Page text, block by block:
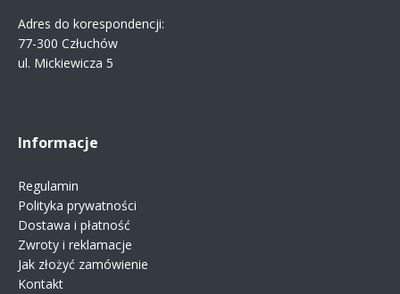
Adres do korespondencji:
77-300 Człuchów
ul. Mickiewicza 5
Informacje
Regulamin
Polityka prywatności
Dostawa i płatność
Zwroty i reklamacje
Jak złożyć zamówienie
Kontakt